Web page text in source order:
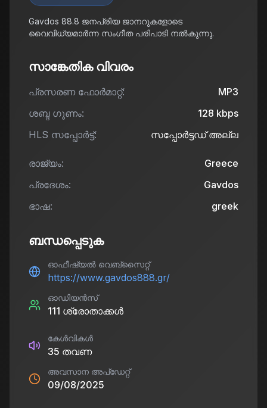
Gavdos 88.8 ജനപ്രിയ ജാനറുകളോടെ
വൈവിധ്യമാർന്ന സംഗീത പരിപാടി നൽകുന്നു.
സാങ്കേതിക വിവരം
പ്രസരണ ഫോർമാറ്റ്:
MP3
ശബ്ദ ഗുണം:
128 kbps
HLS സപ്പോർട്ട്:
സപ്പോർട്ടഡ് അല്ല
രാജ്യം:
Greece
പ്രദേശം:
Gavdos
ഭാഷ:
greek
ബന്ധപ്പെടുക
ഓഫീഷ്യൽ വെബ്സൈറ്റ്
https://www.gavdos888.gr/
ഓഡിയൻസ്
111 ശ്രോതാക്കൾ
കേൾവികൾ
35 തവണ
അവസാന അപ്ഡേറ്റ്
09/08/2025